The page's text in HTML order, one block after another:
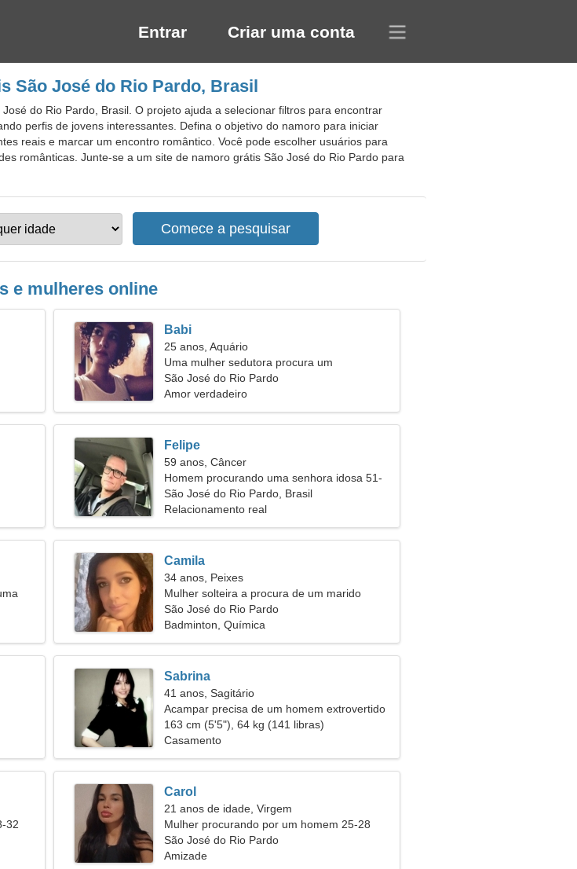
Entrar Criar uma conta
São José do Rio Pardo, Brasil
do Rio Pardo, Brasil. O projeto ajuda a selecionar filtros para encontrar
perfis de jovens interessantes. Defina o objetivo do namoro para iniciar
reais e marcar um encontro romântico. Você pode escolher usuários para
românticas. Junte-se a um site de namoro grátis São José do Rio Pardo para
e mulheres online
Babi
25 anos, Aquário
Uma mulher sedutora procura um
relacionamento apaixonado
São José do Rio Pardo
Amor verdadeiro
Felipe
59 anos, Câncer
Homem procurando uma senhora idosa 51-
56
São José do Rio Pardo, Brasil
Relacionamento real
Camila
34 anos, Peixes
Mulher solteira a procura de um marido
São José do Rio Pardo
Badminton, Química
Sabrina
41 anos, Sagitário
Acampar precisa de um homem extrovertido
163 cm (5'5"), 64 kg (141 libras)
Casamento
32
Carol
21 anos de idade, Virgem
Mulher procurando por um homem 25-28
São José do Rio Pardo
Amizade